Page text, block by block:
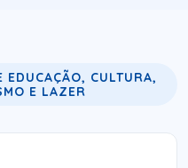
EDUCAÇÃO, CULTURA,
E LAZER